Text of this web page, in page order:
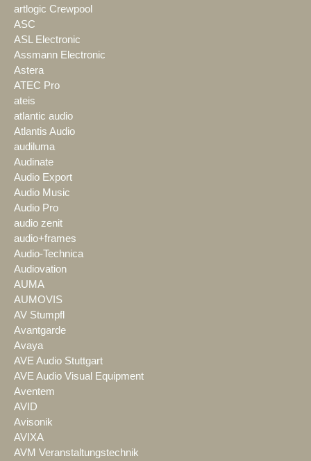
artlogic Crewpool
ASC
ASL Electronic
Assmann Electronic
Astera
ATEC Pro
ateis
atlantic audio
Atlantis Audio
audiluma
Audinate
Audio Export
Audio Music
Audio Pro
audio zenit
audio+frames
Audio-Technica
Audiovation
AUMA
AUMOVIS
AV Stumpfl
Avantgarde
Avaya
AVE Audio Stuttgart
AVE Audio Visual Equipment
Aventem
AVID
Avisonik
AVIXA
AVM Veranstaltungstechnik